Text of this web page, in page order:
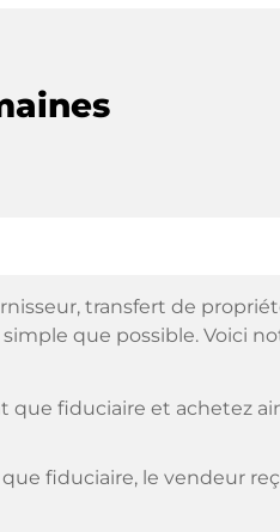
transfert de
que possible. Voici
que fiduciaire et achetez
fiduciaire, le vendeur